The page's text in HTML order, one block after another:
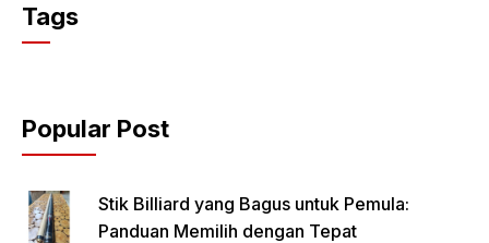
Tags
Popular Post
Stik Billiard yang Bagus untuk Pemula:
Panduan Memilih dengan Tepat